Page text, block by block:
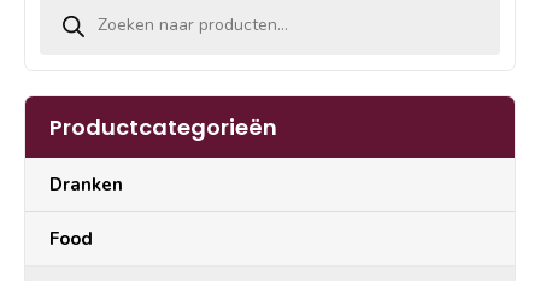
Productcategorieën
Dranken
Food